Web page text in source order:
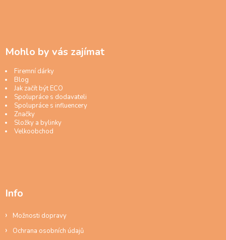
Mohlo by vás zajímat
Firemní dárky
Blog
Jak začít být ECO
Spolupráce s dodavateli
Spolupráce s influencery
Značky
Složky a bylinky
Velkoobchod
Info
Možnosti dopravy
Ochrana osobních údajů